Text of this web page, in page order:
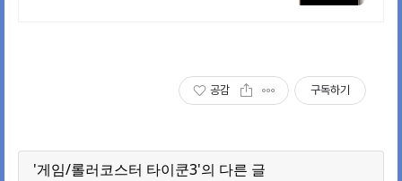
공감 구독하기
'게임/롤러코스터 타이쿤3'의 다른 글